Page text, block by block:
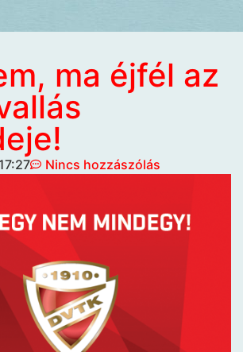
ma éjfél az
17:27 Nincs hozzászólás